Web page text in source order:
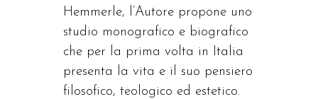
Hemmerle, l’Autore propone uno
studio monografico e biografico
che per la prima volta in Italia
presenta la vita e il suo pensiero
filosofico, teologico ed estetico.